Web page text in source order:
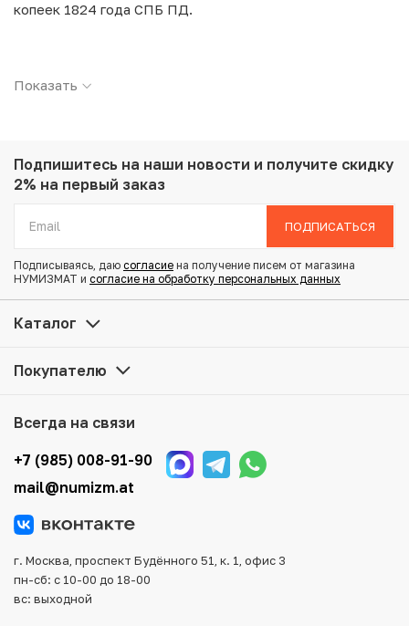
копеек 1824 года СПБ ПД.
Страна: Российская Империя
Металл: Серебро
Проба: 868
Купить 5 копеек 1824 года СПБ ПД по привлекательной
цене можно в нашем интернет-магазине — Вам
нашем складе.
того, возможен самовывоз товара из офиса магазина.
Для вашего удобства представлены несколько способов
оплаты и доставки заказа. Все отправления надежно и
тщательно упаковываются, что исключает возможность
Показать
Подпишитесь на наши новости и получите скидку
2% на первый заказ
ПОДПИСАТЬСЯ
Подписываясь, даю согласие на получение писем от магазина
НУМИЗМАТ и согласие на обработку персональных данных
Каталог
Покупателю
Всегда на связи
+7 (985) 008-91-90
mail@numizm.at
г. Москва, проспект Будённого 51, к. 1, офис 3
пн-сб: с 10-00 до 18-00
вс: выходной